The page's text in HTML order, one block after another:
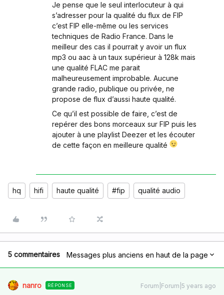
Je pense que le seul interlocuteur à qui
s’adresser pour la qualité du flux de FIP
c’est FIP elle-même ou les services
techniques de Radio France. Dans le
meilleur des cas il pourrait y avoir un flux
mp3 ou aac à un taux supérieur à 128k mais
une qualité FLAC me parait
malheureusement improbable. Aucune
grande radio, publique ou privée, ne
propose de flux d’aussi haute qualité.
Ce qu’il est possible de faire, c’est de
repérer des bons morceaux sur FIP puis les
ajouter à une playlist Deezer et les écouter
de cette façon en meilleure qualité
hq hifi haute qualité #fip qualité audio
5 commentaires Messages plus anciens en haut de la page
nanro RÉPONSE Forum|Forum|5 years ago